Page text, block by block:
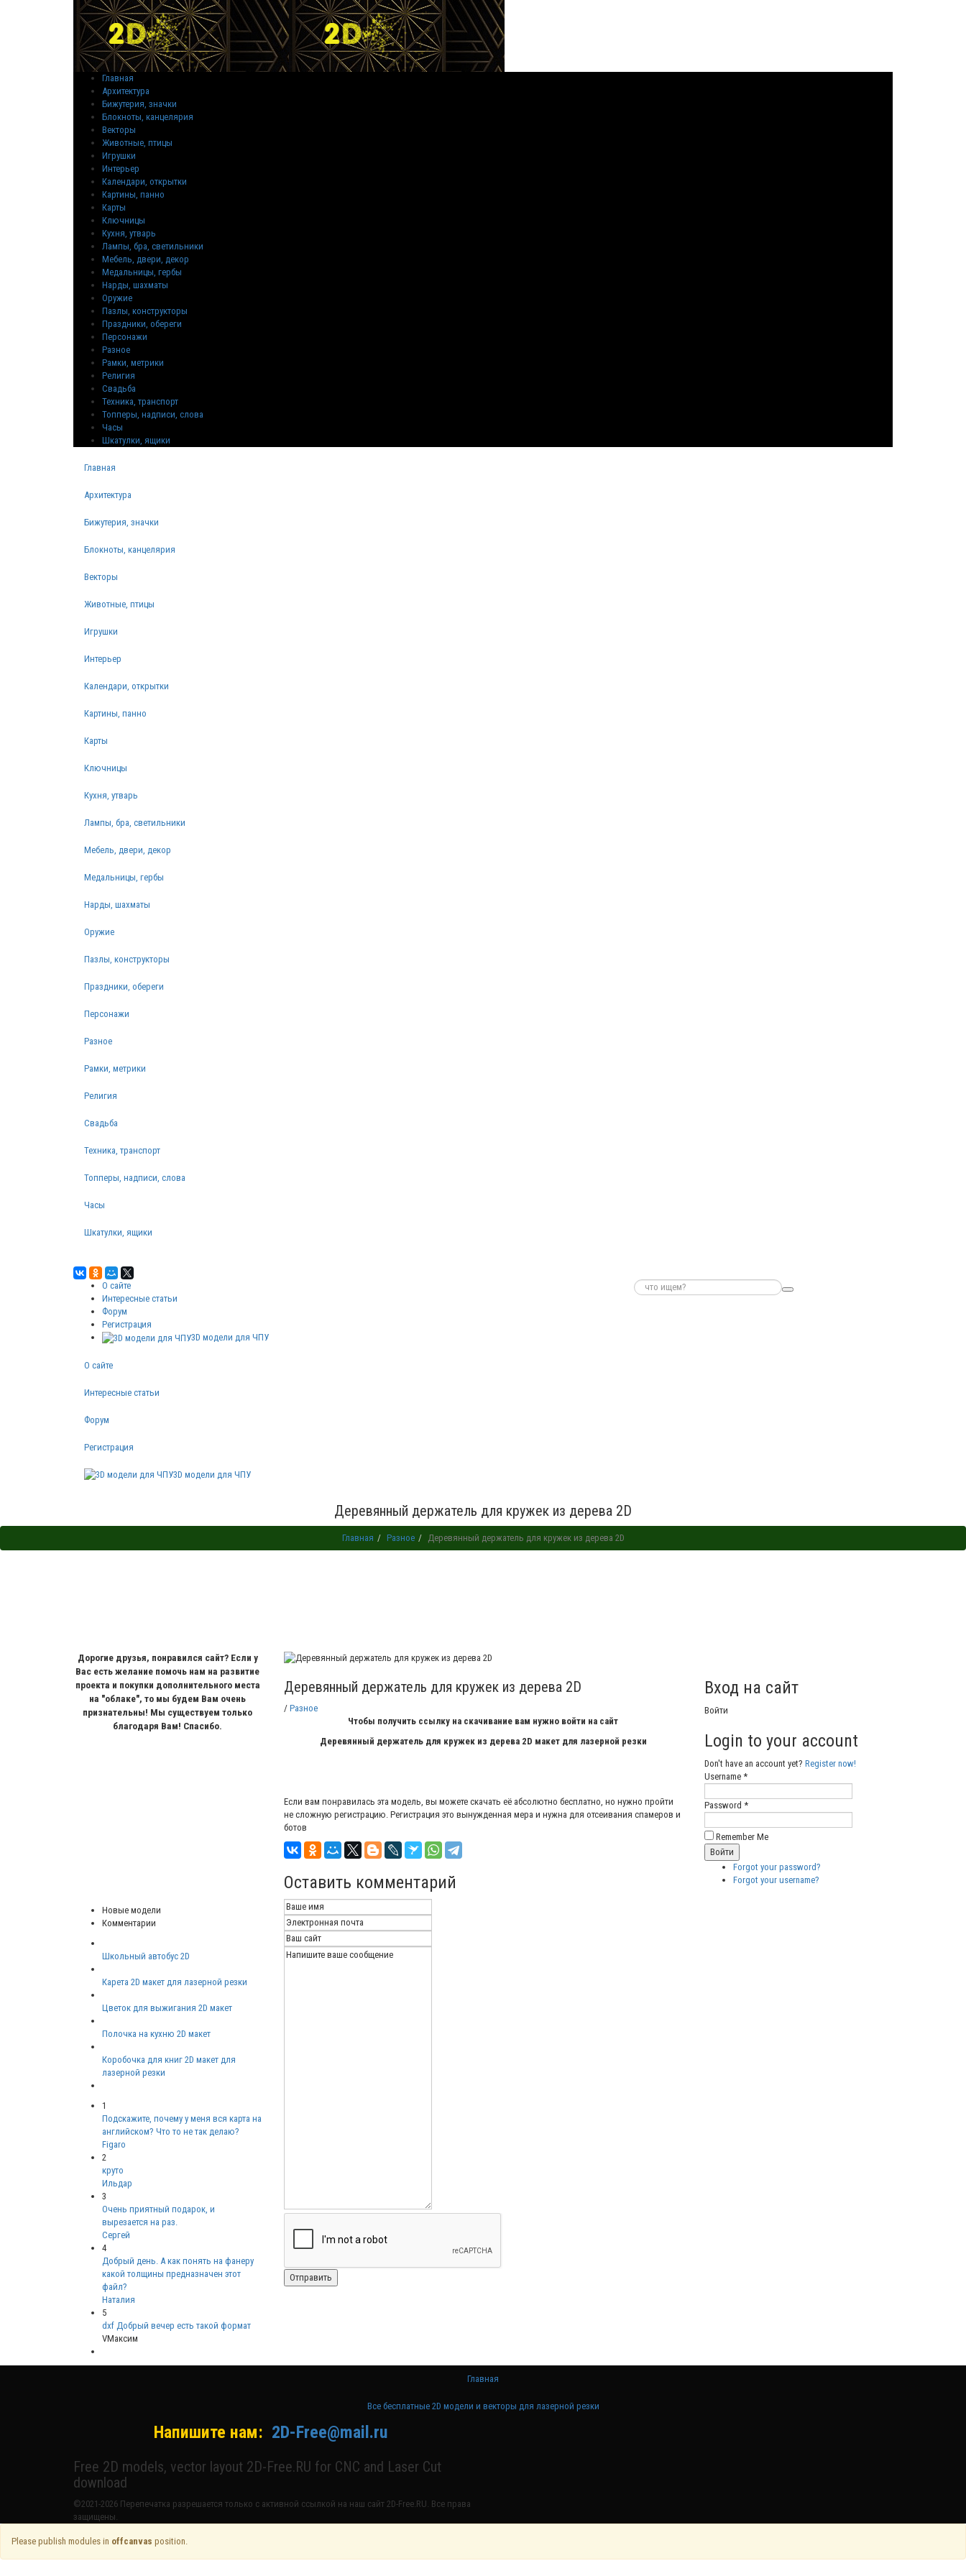
Главная
Архитектура
Бижутерия, значки
Блокноты, канцелярия
Векторы
Животные, птицы
Игрушки
Интерьер
Календари, открытки
Картины, панно
Карты
Ключницы
Кухня, утварь
Лампы, бра, светильники
Мебель, двери, декор
Медальницы, гербы
Нарды, шахматы
Оружие
Пазлы, конструкторы
Праздники, обереги
Персонажи
Разное
Рамки, метрики
Религия
Свадьба
Техника, транспорт
Топперы, надписи, слова
Часы
Шкатулки, ящики
Главная
Архитектура
Бижутерия, значки
Блокноты, канцелярия
Векторы
Животные, птицы
Игрушки
Интерьер
Календари, открытки
Картины, панно
Карты
Ключницы
Кухня, утварь
Лампы, бра, светильники
Мебель, двери, декор
Медальницы, гербы
Нарды, шахматы
Оружие
Пазлы, конструкторы
Праздники, обереги
Персонажи
Разное
Рамки, метрики
Религия
Свадьба
Техника, транспорт
Топперы, надписи, слова
Часы
Шкатулки, ящики
О сайте
Интересные статьи
Форум
Регистрация
3D модели для ЧПУ
О сайте
Интересные статьи
Форум
Регистрация
3D модели для ЧПУ
Деревянный держатель для кружек из дерева 2D
Главная Разное Деревянный держатель для кружек из дерева 2D
Дорогие друзья, понравился сайт? Если у
Вас есть желание помочь нам на развитие
проекта и покупки дополнительного места
на "облаке", то мы будем Вам очень
признательны! Мы существуем только
благодаря Вам! Спасибо.
Новые модели
Комментарии
Школьный автобус 2D
Карета 2D макет для лазерной резки
Цветок для выжигания 2D макет
Полочка на кухню 2D макет
Коробочка для книг 2D макет для
лазерной резки
1
Подскажите, почему у меня вся карта на
английском? Что то не так делаю?
Figaro
2
круто
Ильдар
3
Очень приятный подарок, и
вырезается на раз.
Сергей
4
Добрый день. А как понять на фанеру
какой толщины предназначен этот
файл?
Наталия
5
dxf Добрый вечер есть такой формат
VМаксим
Деревянный держатель для кружек из дерева 2D
/ Разное
Чтобы получить ссылку на скачивание вам нужно войти на сайт
Деревянный держатель для кружек из дерева 2D макет для лазерной резки
Если вам понравилась эта модель, вы можете скачать её абсолютно бесплатно, но нужно пройти
не сложную регистрацию. Регистрация это вынужденная мера и нужна для отсеивания спамеров и
ботов
Оставить комментарий
Вход на сайт
Войти
Login to your account
Don't have an account yet? Register now!
Username *
Password *
Remember Me
Forgot your password?
Forgot your username?
Главная
Все бесплатные 2D модели и векторы для лазерной резки
Напишите нам: 2D-Free@mail.ru
Free 2D models, vector layout 2D-Free.RU for CNC and Laser Cut
download
©2021-2026 Перепечатка разрешается только с активной ссылкой на наш сайт 2D-Free.RU. Все права
защищены.
Please publish modules in offcanvas position.